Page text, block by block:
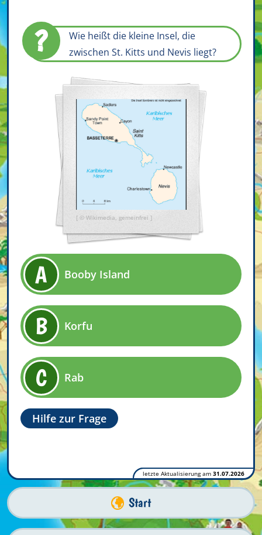
?
Wie heißt die kleine Insel, die
zwischen St. Kitts und Nevis liegt?
[ © Wikimedia, gemeinfrei ]
A Booby Island
B Korfu
C Rab
Hilfe zur Frage
letzte Aktualisierung am 31.07.2026
Start